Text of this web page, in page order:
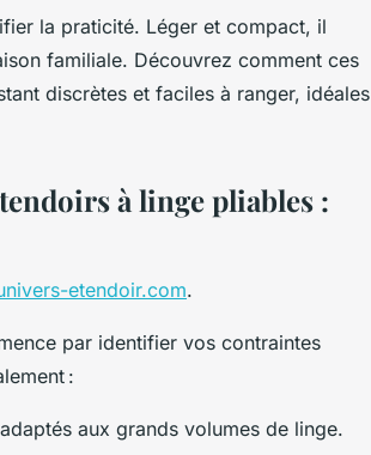
la praticité. Léger et compact, il
familiale. Découvrez comment ces
discrètes et faciles à ranger, idéales
à linge pliables :
etendoir.com.
par identifier vos contraintes
:
aux grands volumes de linge.